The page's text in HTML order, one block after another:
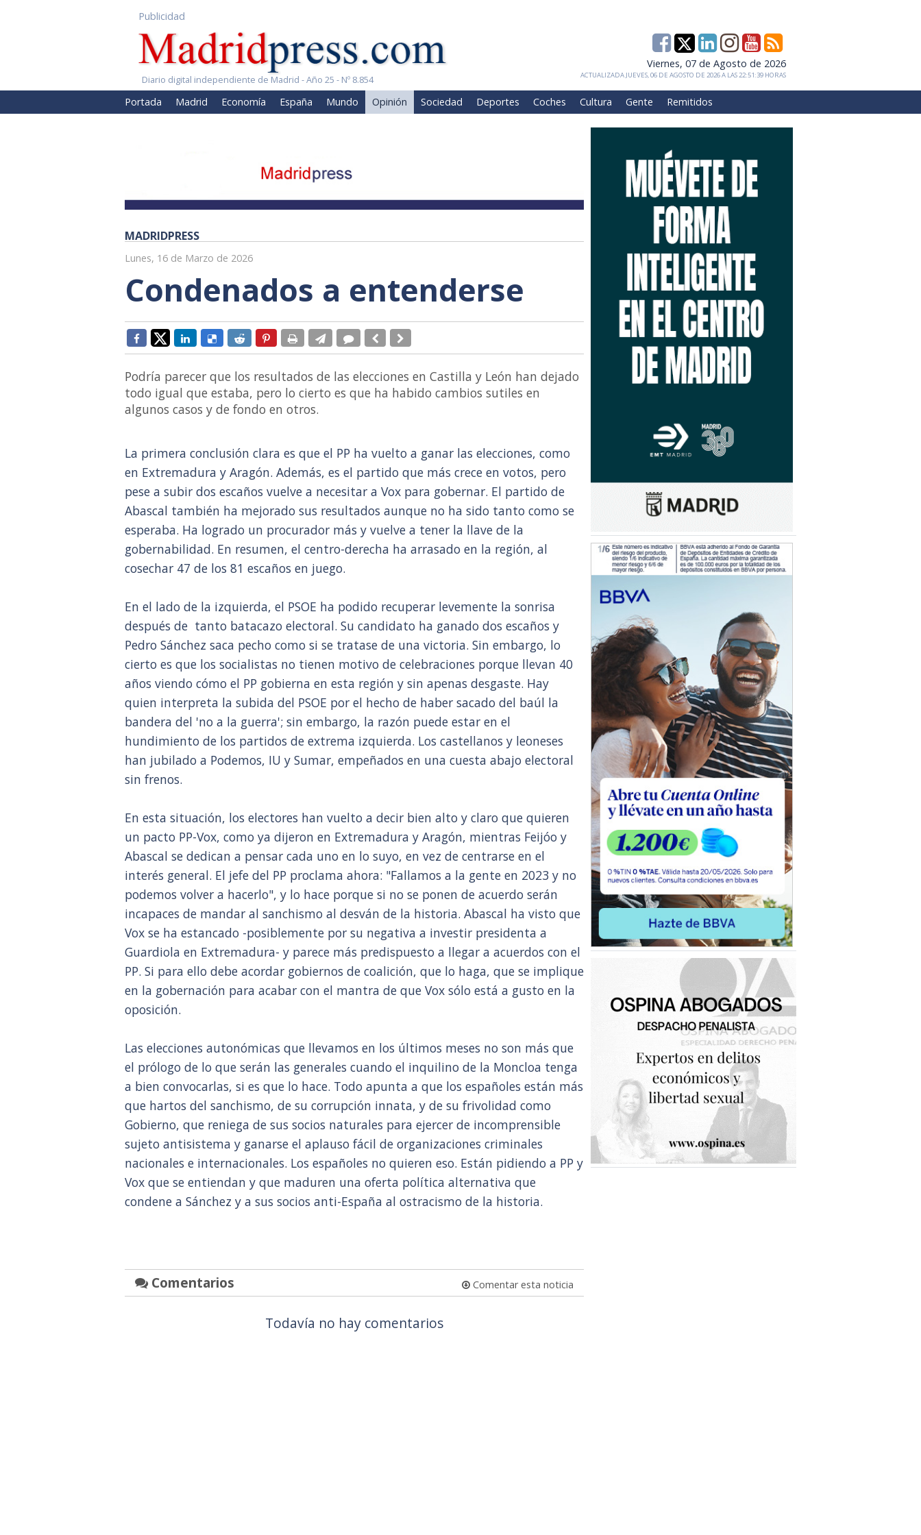
Publicidad
Diario digital independiente de Madrid - Año 25 - Nº 8.854
Viernes, 07 de Agosto de 2026
ACTUALIZADA JUEVES, 06 DE AGOSTO DE 2026 A LAS 22:51:39 HORAS
Portada Madrid Economía España Mundo Opinión Sociedad Deportes Coches Cultura Gente Remitidos
MADRIDPRESS
Lunes, 16 de Marzo de 2026
Condenados a entenderse
Podría parecer que los resultados de las elecciones en Castilla y León han dejado
todo igual que estaba, pero lo cierto es que ha habido cambios sutiles en
algunos casos y de fondo en otros.
La primera conclusión clara es que el PP ha vuelto a ganar las elecciones, como
en Extremadura y Aragón. Además, es el partido que más crece en votos, pero
pese a subir dos escaños vuelve a necesitar a Vox para gobernar. El partido de
Abascal también ha mejorado sus resultados aunque no ha sido tanto como se
esperaba. Ha logrado un procurador más y vuelve a tener la llave de la
gobernabilidad. En resumen, el centro-derecha ha arrasado en la región, al
cosechar 47 de los 81 escaños en juego.
En el lado de la izquierda, el PSOE ha podido recuperar levemente la sonrisa
después de tanto batacazo electoral. Su candidato ha ganado dos escaños y
Pedro Sánchez saca pecho como si se tratase de una victoria. Sin embargo, lo
cierto es que los socialistas no tienen motivo de celebraciones porque llevan 40
años viendo cómo el PP gobierna en esta región y sin apenas desgaste. Hay
quien interpreta la subida del PSOE por el hecho de haber sacado del baúl la
bandera del 'no a la guerra'; sin embargo, la razón puede estar en el
hundimiento de los partidos de extrema izquierda. Los castellanos y leoneses
han jubilado a Podemos, IU y Sumar, empeñados en una cuesta abajo electoral
sin frenos.
En esta situación, los electores han vuelto a decir bien alto y claro que quieren
un pacto PP-Vox, como ya dijeron en Extremadura y Aragón, mientras Feijóo y
Abascal se dedican a pensar cada uno en lo suyo, en vez de centrarse en el
interés general. El jefe del PP proclama ahora: "Fallamos a la gente en 2023 y no
podemos volver a hacerlo", y lo hace porque si no se ponen de acuerdo serán
incapaces de mandar al sanchismo al desván de la historia. Abascal ha visto que
Vox se ha estancado -posiblemente por su negativa a investir presidenta a
Guardiola en Extremadura- y parece más predispuesto a llegar a acuerdos con el
PP. Si para ello debe acordar gobiernos de coalición, que lo haga, que se implique
en la gobernación para acabar con el mantra de que Vox sólo está a gusto en la
oposición.
Las elecciones autonómicas que llevamos en los últimos meses no son más que
el prólogo de lo que serán las generales cuando el inquilino de la Moncloa tenga
a bien convocarlas, si es que lo hace. Todo apunta a que los españoles están más
que hartos del sanchismo, de su corrupción innata, y de su frivolidad como
Gobierno, que reniega de sus socios naturales para ejercer de incomprensible
sujeto antisistema y ganarse el aplauso fácil de organizaciones criminales
nacionales e internacionales. Los españoles no quieren eso. Están pidiendo a PP y
Vox que se entiendan y que maduren una oferta política alternativa que
condene a Sánchez y a sus socios anti-España al ostracismo de la historia.
Comentarios Comentar esta noticia
Todavía no hay comentarios